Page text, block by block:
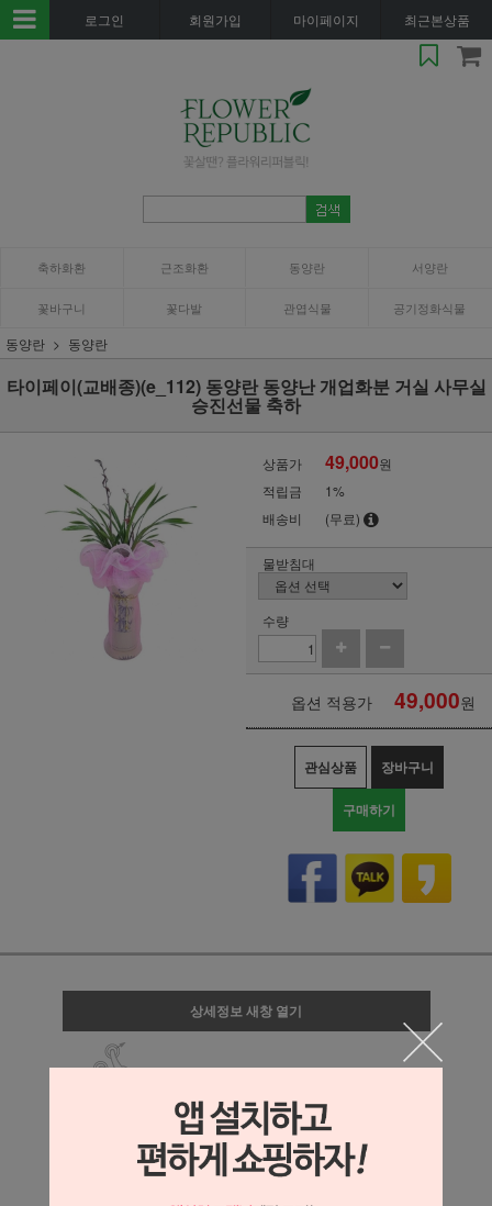
로그인 회원가입 마이페이지 최근본상품
축하화환 근조화환 동양란 서양란
꽃바구니 꽃다발 관엽식물 공기정화식물
동양란 동양란
타이페이(교배종)(e_112) 동양란 동양난 개업화분 거실 사무실
승진선물 축하
상품가 49,000원
적립금
1%
배송비
(무료)
물받침대
수량
옵션 적용가 49,000원
관심상품 장바구니
구매하기
상세정보 새창 열기